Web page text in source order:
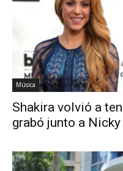
Música
Shakira volvió a
grabó junto a